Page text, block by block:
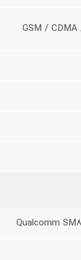
GSM /
Qualcomm